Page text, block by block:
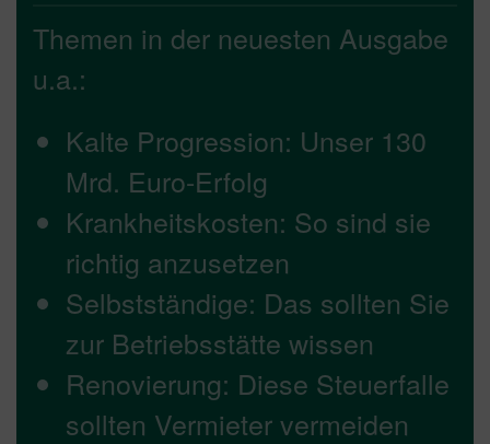
Themen in der neuesten Ausgabe
u.a.:
Kalte Progression: Unser 130
Mrd. Euro-Erfolg
Krankheitskosten: So sind sie
richtig anzusetzen
Selbstständige: Das sollten Sie
zur Betriebsstätte wissen
Renovierung: Diese Steuerfalle
sollten Vermieter vermeiden